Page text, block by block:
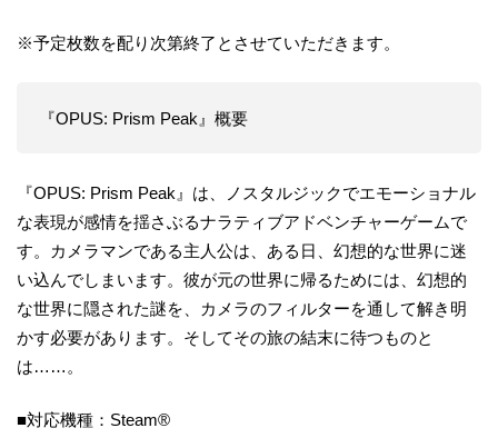
※予定枚数を配り次第終了とさせていただきます。
『OPUS: Prism Peak』概要
『OPUS: Prism Peak』は、ノスタルジックでエモーショナル
な表現が感情を揺さぶるナラティブアドベンチャーゲームで
す。カメラマンである主人公は、ある日、幻想的な世界に迷
い込んでしまいます。彼が元の世界に帰るためには、幻想的
な世界に隠された謎を、カメラのフィルターを通して解き明
かす必要があります。そしてその旅の結末に待つものと
は……。
■対応機種：Steam®